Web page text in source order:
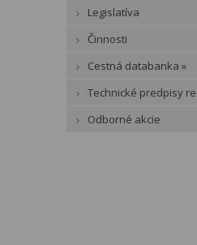
Legislatíva
Činnosti
Cestná databanka »
Technické predpisy
Odborné akcie